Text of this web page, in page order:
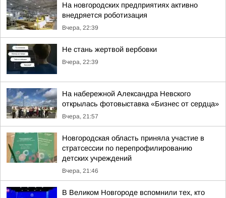
На новгородских предприятиях активно
внедряется роботизация
Вчера, 22:39
Не стань жертвой вербовки
Вчера, 22:39
На набережной Александра Невского
открылась фотовыставка «Бизнес от сердца»
Вчера, 21:57
Новгородская область приняла участие в
стратсессии по перепрофилированию
детских учреждений
Вчера, 21:46
В Великом Новгороде вспомнили тех, кто